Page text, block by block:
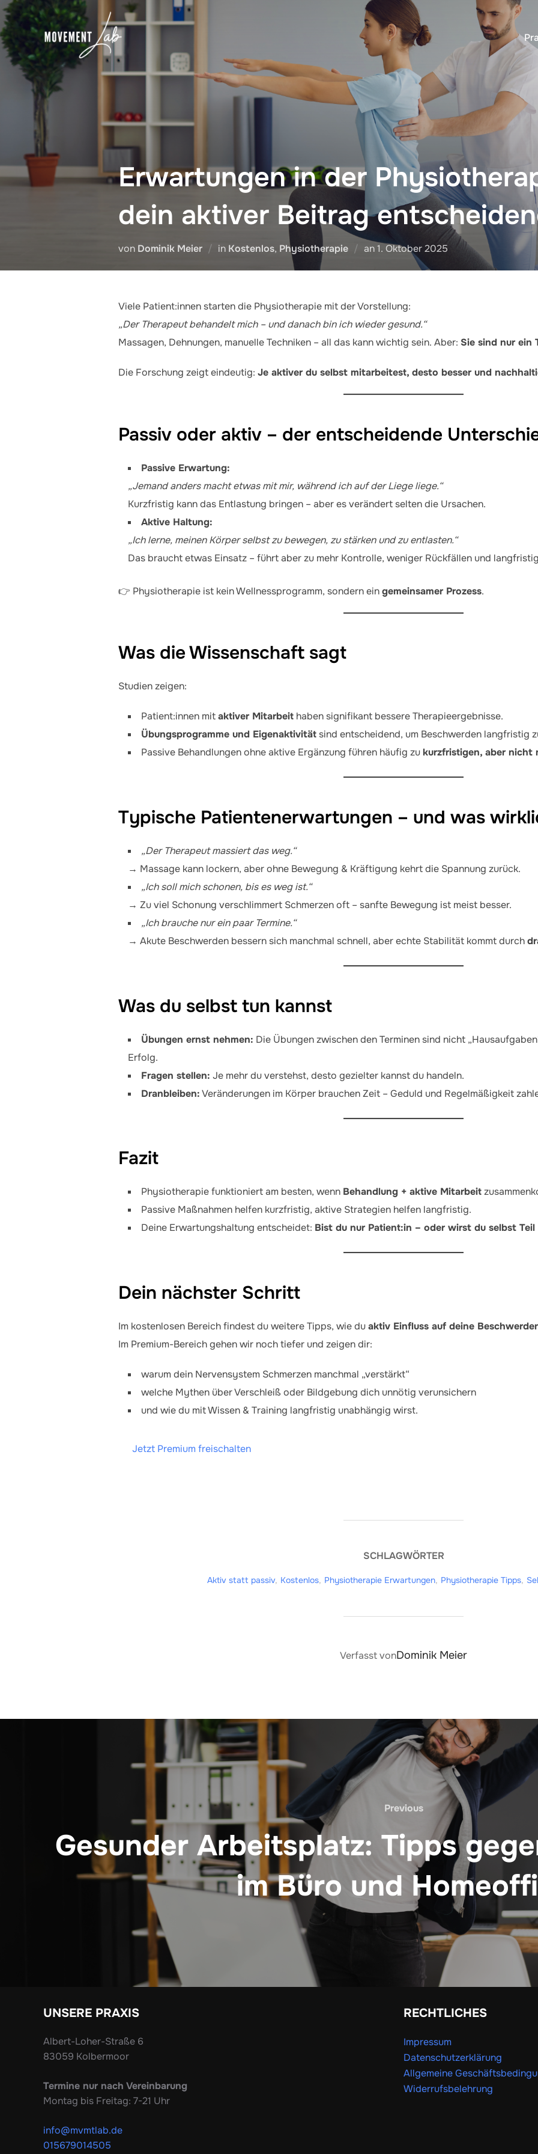
Zum
Inhalt
springen
Erwartungen in der
dein aktiver Beitrag
von Dominik Meier in Kostenlos, Physiotherapie anVeröffentlicht
1. Oktober 2025
Viele Patient:innen starten die Physiotherapie mit der Vorstellung:
„Der Therapeut behandelt mich – und danach bin ich wieder gesund.“
Massagen, Dehnungen, manuelle Techniken – all das kann wichtig sein. Aber: Sie sind nur ein
Die Forschung zeigt eindeutig: Je aktiver du selbst mitarbeitest, desto besser und
Passiv oder aktiv – der entscheidende
Passive Erwartung:
„Jemand anders macht etwas mit mir, während ich auf der Liege liege.“
Kurzfristig kann das Entlastung bringen – aber es verändert selten die Ursachen.
Aktive Haltung:
„Ich lerne, meinen Körper selbst zu bewegen, zu stärken und zu entlasten.“
Das braucht etwas Einsatz – führt aber zu mehr Kontrolle, weniger Rückfällen und
👉 Physiotherapie ist kein Wellnessprogramm, sondern eingemeinsamer Prozess.
Was die Wissenschaft sagt
Studien zeigen:
Patient:innen mitaktiver Mitarbeit haben signifikant bessere Therapieergebnisse.
Übungsprogramme und Eigenaktivität sind entscheidend, um Beschwerden langfristig
Passive Behandlungen ohne aktive Ergänzung führen häufig zukurzfristigen, aber nicht
Typische Patientenerwartungen – und was
„Der Therapeut massiert das weg.“
→ Massage kann lockern, aber ohne Bewegung & Kräftigung kehrt die Spannung zurück.
„Ich soll mich schonen, bis es weg ist.“
→ Zu viel Schonung verschlimmert Schmerzen oft – sanfte Bewegung ist meist besser.
„Ich brauche nur ein paar Termine.“
→ Akute Beschwerden bessern sich manchmal schnell, aber echte Stabilität kommt durch
Was du selbst tun kannst
Übungen ernst nehmen: Die Übungen zwischen den Terminen sind nicht
Erfolg.
Fragen stellen: Je mehr du verstehst, desto gezielter kannst du handeln.
Dranbleiben:Veränderungen im Körper brauchen Zeit – Geduld und Regelmäßigkeit
Fazit
Physiotherapie funktioniert am besten, wenn Behandlung + aktive Mitarbeit
Passive Maßnahmen helfen kurzfristig, aktive Strategien helfen langfristig.
Deine Erwartungshaltung entscheidet: Bist du nur Patient:in – oder wirst du selbst Teil
Dein nächster Schritt
Im kostenlosen Bereich findest du weitere Tipps, wie duaktiv Einfluss auf deine
Im Premium-Bereich gehen wir noch tiefer und zeigen dir:
warum dein Nervensystem Schmerzen manchmal „verstärkt“
welche Mythen über Verschleiß oder Bildgebung dich unnötig verunsichern
und wie du mit Wissen & Training langfristig unabhängig wirst.
Jetzt Premium freischalten
SCHLAGWÖRTER
Aktiv statt passiv, Kostenlos, Physiotherapie Erwartungen, Physiotherapie Tipps,
BEITRAGSAUTOR
Verfasst vonDominik Meier
Previous
Previous
Gesunder Arbeitsplatz: Tipps
im Büro und
UNSERE PRAXIS
Albert-Loher-Straße 6
83059 Kolbermoor
Termine nur nach Vereinbarung
Montag bis Freitag: 7-21 Uhr
info@mvmtlab.de
015679014505
RECHTLICHES
Impressum
Datenschutzerklärung
Allgemeine
Widerrufsbelehrung